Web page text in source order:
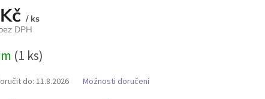
/ ks
DPH
(1 ks)
do: 11.8.2026 Možnosti doručení